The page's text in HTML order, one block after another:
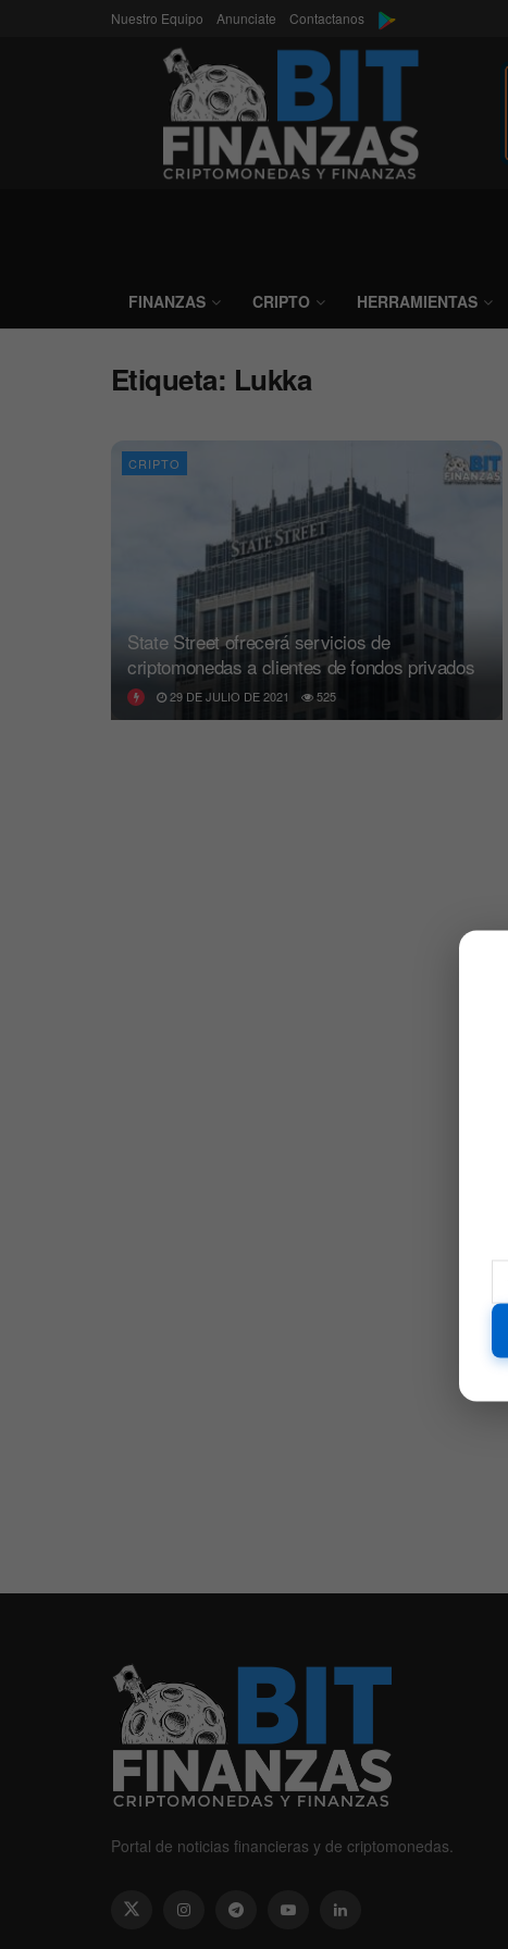
Nuestro Equipo Anunciate Contactanos
FINANZAS CRIPTO HERRAMIENTAS
Etiqueta: Lukka
CRIPTO
State Street ofrecerá servicios de
criptomonedas a clientes de fondos privados
29 DE JULIO DE 2021 525
Portal de noticias financieras y de criptomonedas.